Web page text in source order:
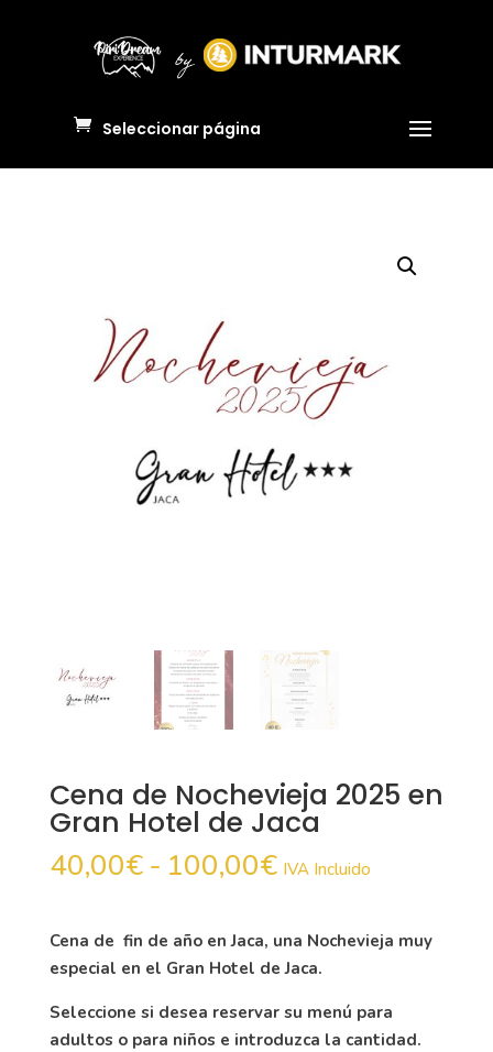
Seleccionar página
Cena de Nochevieja 2025 en
Gran Hotel de Jaca
40,00€ - 100,00€Rango
desde
40,00€
hasta
100,00€
IVA Incluido
Cena de fin de año en Jaca, una Nochevieja muy
especial en el Gran Hotel de Jaca.
Seleccione si desea reservar su menú para
adultos o para niños e introduzca la cantidad.